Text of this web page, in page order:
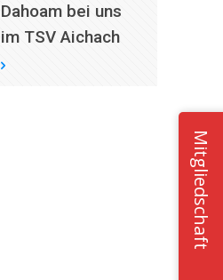
Dahoam bei uns
im TSV Aichach
Mitgliedschaft